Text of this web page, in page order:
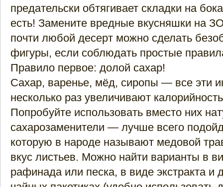
предательски обтягивает складки на
есть! Замените вредные вкусняшки на
почти любой десерт можно сделать
фигуры, если соблюдать простые
Правило первое: долой сахар!
Сахар, варенье, мёд, сиропы — все эти
несколько раз увеличивают
Попробуйте использовать вместо них
сахарозаменители — лучше всего
которую в народе называют медовой
вкус листьев. Можно найти варианты в
рафинада или песка, в виде экстракта и